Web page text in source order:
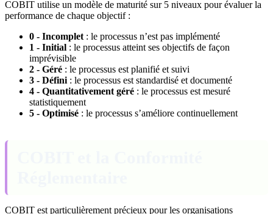
COBIT utilise un modèle de maturité sur 5 niveaux pour évaluer la
performance de chaque objectif :
0 - Incomplet : le processus n’est pas implémenté
1 - Initial : le processus atteint ses objectifs de façon
imprévisible
2 - Géré : le processus est planifié et suivi
3 - Défini : le processus est standardisé et documenté
4 - Quantitativement géré : le processus est mesuré
statistiquement
5 - Optimisé : le processus s’améliore continuellement
COBIT est particulièrement précieux pour les organisations